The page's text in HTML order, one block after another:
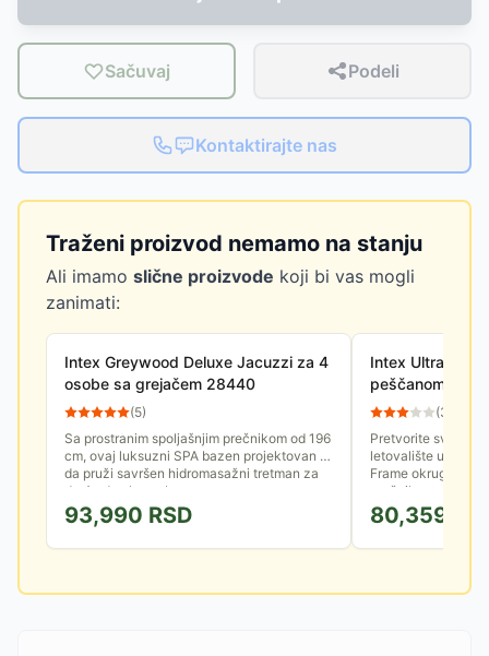
Sačuvaj Podeli
Kontaktirajte nas
Traženi proizvod nemamo na stanju
Ali imamo slične proizvode koji bi vas mogli
zanimati:
Intex Greywood Deluxe Jacuzzi za 4
osobe sa grejačem 28440
(5)
Sa prostranim spoljašnjim prečnikom od 196
cm, ovaj luksuzni SPA bazen projektovan je
da pruži savršen hidromasažni tretman za
do 4 odrasle osobe....
93,990 RSD
Intex Ultra XTR
peščanom
opremom 5.49
(3
Pretvorite svoje
letovalište uz
Frame okrugli
prečnikom od 549
80,359